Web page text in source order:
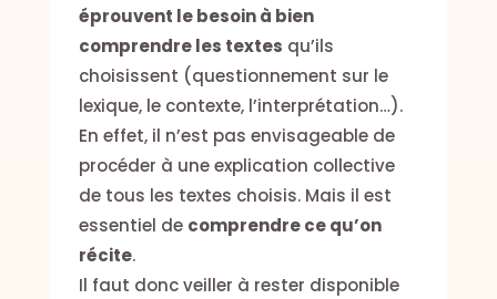
éprouvent le besoin à bien
comprendre les textes qu’ils
choisissent (questionnement sur le
lexique, le contexte, l’interprétation…).
En effet, il n’est pas envisageable de
procéder à une explication collective
de tous les textes choisis. Mais il est
essentiel de comprendre ce qu’on
récite.
Il faut donc veiller à rester disponible